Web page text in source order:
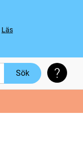
Läs
Sök Söktips